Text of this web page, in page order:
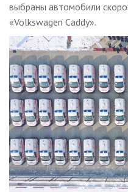
выбраны автомобили
«Volkswagen Caddy».